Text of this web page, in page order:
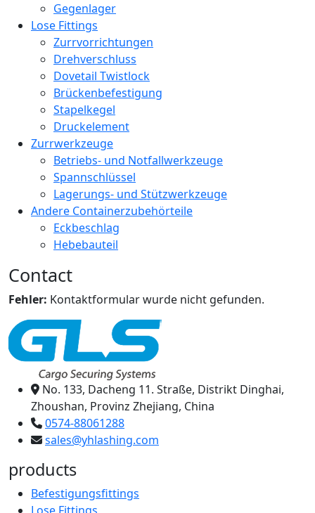
Gegenlager
Lose Fittings
Zurrvorrichtungen
Drehverschluss
Dovetail Twistlock
Brückenbefestigung
Stapelkegel
Druckelement
Zurrwerkzeuge
Betriebs- und Notfallwerkzeuge
Spannschlüssel
Lagerungs- und Stützwerkzeuge
Andere Containerzubehörteile
Eckbeschlag
Hebebauteil
Contact
Fehler: Kontaktformular wurde nicht gefunden.
No. 133, Dacheng 11. Straße, Distrikt Dinghai,
Zhoushan, Provinz Zhejiang, China
0574-88061288
sales@yhlashing.com
products
Befestigungsfittings